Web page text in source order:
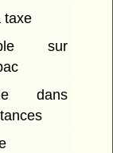
taxe
sur
dans